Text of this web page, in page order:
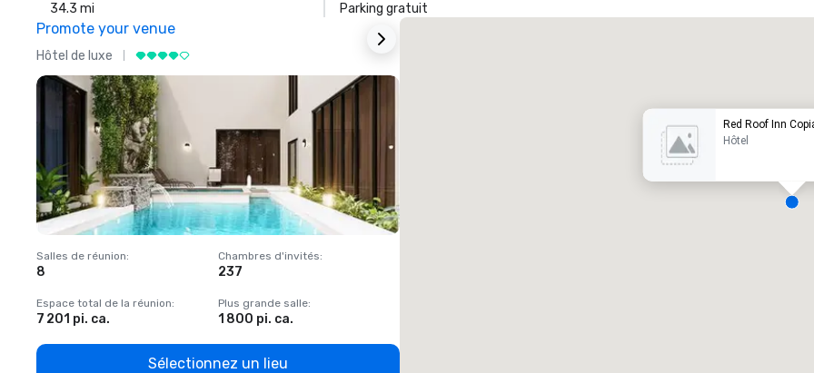
34.3 mi
Parking gratuit
Promote your venue
Hôtel de luxe
Salles de réunion:
8
Chambres d'invités:
237
Espace total de la réunion:
7 201 pi. ca.
Plus grande salle:
1 800 pi. ca.
Sélectionnez un lieu
Red Roof Inn
Hôtel